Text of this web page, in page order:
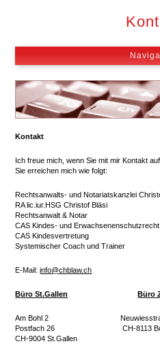
Kontakt
Ich freue mich, wenn Sie mit mir Kontakt
Sie erreichen mich wie folgt:
Rechtsanwalts- und Notariatskanzlei
RA lic.iur.HSG Christof Bläsi
Rechtsanwalt & Notar
CAS Kindes- und Erwachsenenschutzrecht
CAS Kindesvertretung
Systemischer Coach und Trainer
E-Mail:info@chblaw.ch
Büro St.Gallen Büro
Am Bohl 2
Postfach 26 CH-8113
CH-9004 St.Gallen